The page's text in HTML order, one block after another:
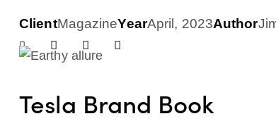
ClientMagazineYearApril, 2023Author
Tesla Brand Book